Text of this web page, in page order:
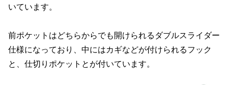
いています。
前ポケットはどちらからでも開けられるダブルスライダー
仕様になっており、中にはカギなどが付けられるフック
と、仕切りポケットとが付いています。